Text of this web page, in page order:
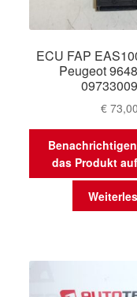
ECU FAP
Peugeot
€ 73,00
das Produkt